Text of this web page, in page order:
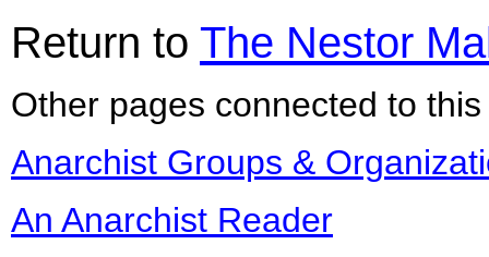
Return to The Nestor
Other pages connected to
Anarchist Groups &
An Anarchist Reader